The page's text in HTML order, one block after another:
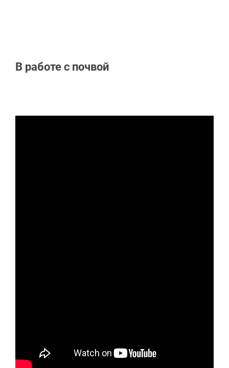
В работе с почвой